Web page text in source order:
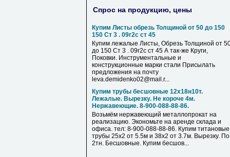
Спрос на продукцию, цены
Купим Листы обрезь Толщиной от 50 до 150
150 Ст 3 . 09г2с ст 45
Купим лежалые Листы, Обрезь Толщиной от
до 150 Ст 3 . 09г2с ст 45 А так-же Круги,
Поковки. Инструментальные и
конструкционные марки стали Присылать
предложения на почту
leva.demidenko02@mail.r...
Купим трубы бесшовные 12х18н10т.
Лежалые. Вырезку. Не короче 4м.
Нержавеющие. 8-900-088-88-86.
Возьмём нержавеющий металлопрокат на
реализацию. Экономьте на аренде склада и
офиса. тел: 8-900-088-88-86. Купим титановые
трубы 25х2 от 5.5м и 38х2 от 3.7м. Вырезку. По
2тн. Бесшовные. Купим бесшов...